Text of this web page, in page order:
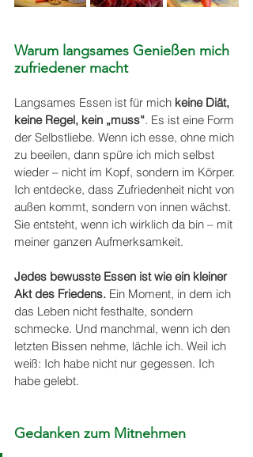
Warum langsames Genießen mich
zufriedener macht
Langsames Essen ist für mich keine Diät,
keine Regel, kein „muss“. Es ist eine Form
der Selbstliebe. Wenn ich esse, ohne mich
zu beeilen, dann spüre ich mich selbst
wieder – nicht im Kopf, sondern im Körper.
Ich entdecke, dass Zufriedenheit nicht von
außen kommt, sondern von innen wächst.
Sie entsteht, wenn ich wirklich da bin – mit
meiner ganzen Aufmerksamkeit.
Jedes bewusste Essen ist wie ein kleiner
Akt des Friedens. Ein Moment, in dem ich
das Leben nicht festhalte, sondern
schmecke. Und manchmal, wenn ich den
letzten Bissen nehme, lächle ich. Weil ich
weiß: Ich habe nicht nur gegessen. Ich
habe gelebt.
Gedanken zum Mitnehmen